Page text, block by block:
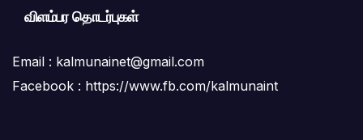
விளம்பர தொடர்புகள்
Email : kalmunainet@gmail.com
Facebook : https://www.fb.com/kalmunaint